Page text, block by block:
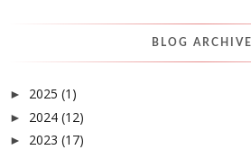
BLOG ARCHIVE
► 2025 (1)
► 2024 (12)
► 2023 (17)